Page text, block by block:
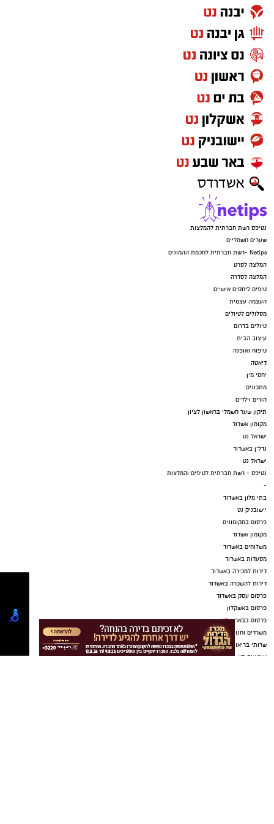
הקבוצה גם בתקופות קשות. האוהדים הם חלק
בלתי נפרד מההצלחה ומהזהות של הקבוצה".
במכבי ראשון לציון מקווים כי הניסיון שצבר
קורנליוס בליגת העל וההיכרות העמוקה שלו עם
המועדון יסייעו לקבוצה במאבקיה בעונה הקרובה.
יש לכם מידע חשוב שטרם נחשף? צילומים מאירוע
חדשותי? מצאתם טעות בכתבה? נשמח שתשתפו
אותנו
נטיפס רשת חברתית להמלצות
שערים חשמליים
Netips -רשת חברתית לחכמת ההמונים
המלצה לסרט
המלצה לסדרה
טיפים ליחסים אישיים
העצמה עצמית
מסלולים לטיולים
טיולים בדרום
עיצוב הבית
טיפוח ואופנה
דיאטה
יחסי מין
מתכונים
הורים וילדים
תיקון שער חשמלי בראשון לציון
מקומון אשדוד
ישראל נט
נדל"ן באשדוד
ישראל נט
נטיפס - רשת חברתית לטיפים והמלצות
-
בתי מלון באשדוד
יישובניק נט
פרסום במקומונים
מקומון אשדוד
משלוחים באשדוד
מסעדות באשדוד
דירות למכירה באשדוד
דירות להשכרה באשדוד
פרסום עסק באשדוד
פרסום באשקלון
פרסום בבאר שבע
משרדים וחנויות להשכרה באשדוד
שרותי בריאות באשדוד
אירועים באשדוד